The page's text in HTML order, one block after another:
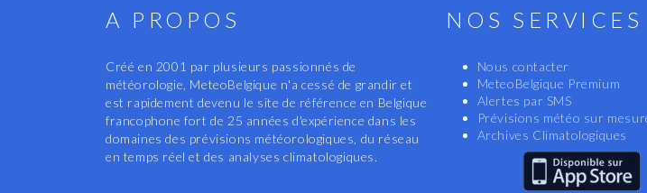
A PROPOS
Créé en 2001 par plusieurs passionnés de
météorologie, MeteoBelgique n'a cessé de grandir et
est rapidement devenu le site de référence en Belgique
francophone fort de 25 années d'expérience dans les
domaines des prévisions météorologiques, du réseau
en temps réel et des analyses climatologiques.
NOS SERVICES
Nous contacter
MeteoBelgique Premium
Alertes par SMS
Prévisions météo sur
Archives Climatologiques